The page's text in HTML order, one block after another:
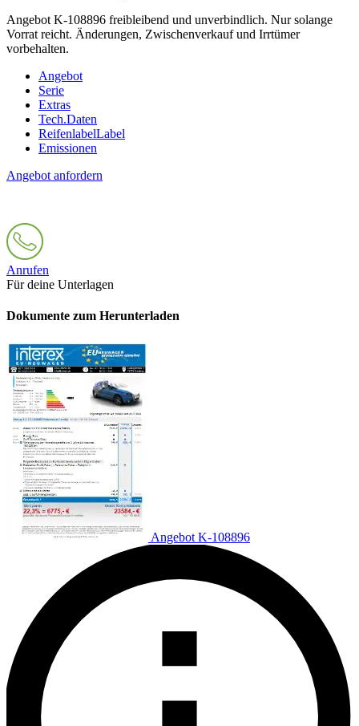
Angebot K-108896 freibleibend und unverbindlich. Nur solange
Vorrat reicht. Änderungen, Zwischenverkauf und Irrtümer
vorbehalten.
Angebot
Serie
Extras
Tech.Daten
ReifenlabelLabel
Emissionen
Angebot anfordern
Anrufen
Für deine Unterlagen
Dokumente zum Herunterladen
Angebot K-108896